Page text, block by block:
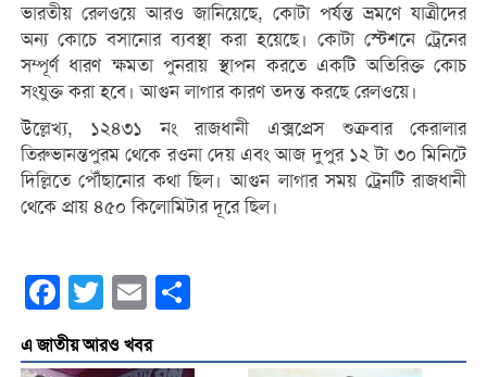
ভারতীয় রেলওয়ে আরও জানিয়েছে, কোটা পর্যন্ত ভ্রমণে যাত্রীদের
অন্য কোচে বসানোর ব্যবস্থা করা হয়েছে। কোটা স্টেশনে ট্রেনের
সম্পূর্ণ ধারণ ক্ষমতা পুনরায় স্থাপন করতে একটি অতিরিক্ত কোচ
সংযুক্ত করা হবে। আগুন লাগার কারণ তদন্ত করছে রেলওয়ে।
উল্লেখ্য, ১২৪৩১ নং রাজধানী এক্সপ্রেস শুক্রবার কেরালার
তিরুভানন্তপুরম থেকে রওনা দেয় এবং আজ দুপুর ১২ টা ৩০ মিনিটে
দিল্লিতে পৌঁছানোর কথা ছিল। আগুন লাগার সময় ট্রেনটি রাজধানী
থেকে প্রায় ৪৫০ কিলোমিটার দূরে ছিল।
Facebook
Twitter Email
এ জাতীয় আরও খবর